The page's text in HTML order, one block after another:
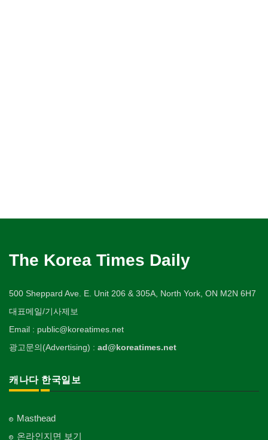
The Korea Times Daily
500 Sheppard Ave. E. Unit 206 & 305A, North York, ON M2N 6H7
대표메일/기사제보
Email : public@koreatimes.net
광고문의(Advertising) : ad@koreatimes.net
캐나다 한국일보
Masthead
온라인지면 보기